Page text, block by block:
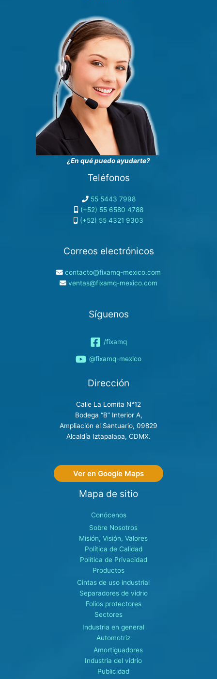
¿En qué puedo ayudarte?
Teléfonos
55 5443 7998
(+52) 55 6580 4788
(+52) 55 4321 9303
Correos electrónicos
contacto@fixamq-mexico.com
ventas@fixamq-mexico.com
Síguenos
/fixamq
@fixamq-mexico
Dirección
Calle La Lomita N°12
Bodega “B” Interior A,
Ampliación el Santuario, 09829
Alcaldía Iztapalapa, CDMX.
Ver en Google Maps
Mapa de sitio
Conócenos
Sobre Nosotros
Misión, Visión, Valores
Política de Calidad
Política de Privacidad
Productos
Cintas de uso industrial
Separadores de vidrio
Folios protectores
Sectores
Industria en general
Automotriz
Amortiguadores
Industria del vidrio
Publicidad